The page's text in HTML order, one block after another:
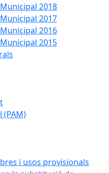
2018
2017
2016
2015
(PAM)
i usos provisionals